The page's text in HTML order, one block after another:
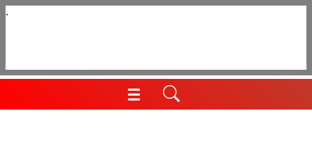
Aller
☰
Menu